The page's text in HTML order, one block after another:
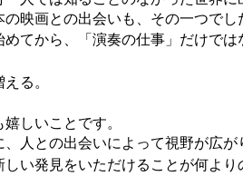
映画との出会いも、その一つでし
てから、「演奏の仕事」だけで
る。
しいことです。
、人との出会いによって視野が広
い発見をいただけることが何より